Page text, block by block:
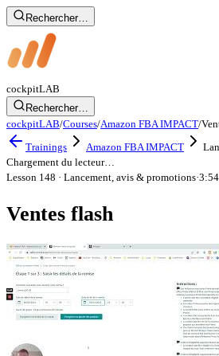
Rechercher…
cockpitLAB
Rechercher…
cockpitLAB/Courses/Amazon FBA IMPACT/
Trainings
Amazon FBA IMPACT
Chargement du lecteur…
Lesson 148 · Lancement, avis & promotions·3:54
Ventes flash